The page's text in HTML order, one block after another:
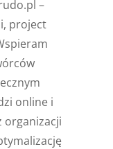
–
project
online i
organizacji